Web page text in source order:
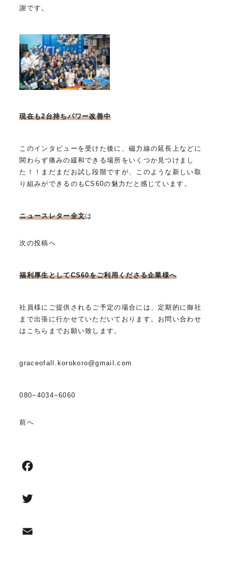
謝です。
現在も2台持ちパワー改善中
このインタビューを受けた後に、磁力線の延長上などに
関わらず痛みの緩和できる場所をいくつか見つけまし
た！！まだまだお試し段階ですが、このような新しい取
り組みができるのもCS60の魅力だと感じています。
ニュースレター全文は
次の投稿へ
福利厚生としてCS60をご利用くださる企業様へ
社員様にご提供されるご予定の場合には、定期的に御社
まで出張に行かせていただいております。お問い合わせ
はこちらまでお願い致します。
graceofall.korokoro@gmail.com
080−4034−6060
前へ